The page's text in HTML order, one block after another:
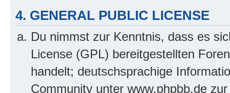
4. GENERAL PUBLIC LICENSE
Du nimmst zur Kenntnis, dass es
License (GPL) bereitgestellten
handelt; deutschsprachige
Community unter www.phpbb.de